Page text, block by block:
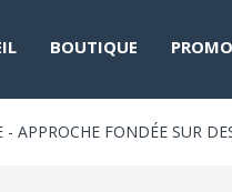
BOUTIQUE
APPROCHE FONDÉE SUR